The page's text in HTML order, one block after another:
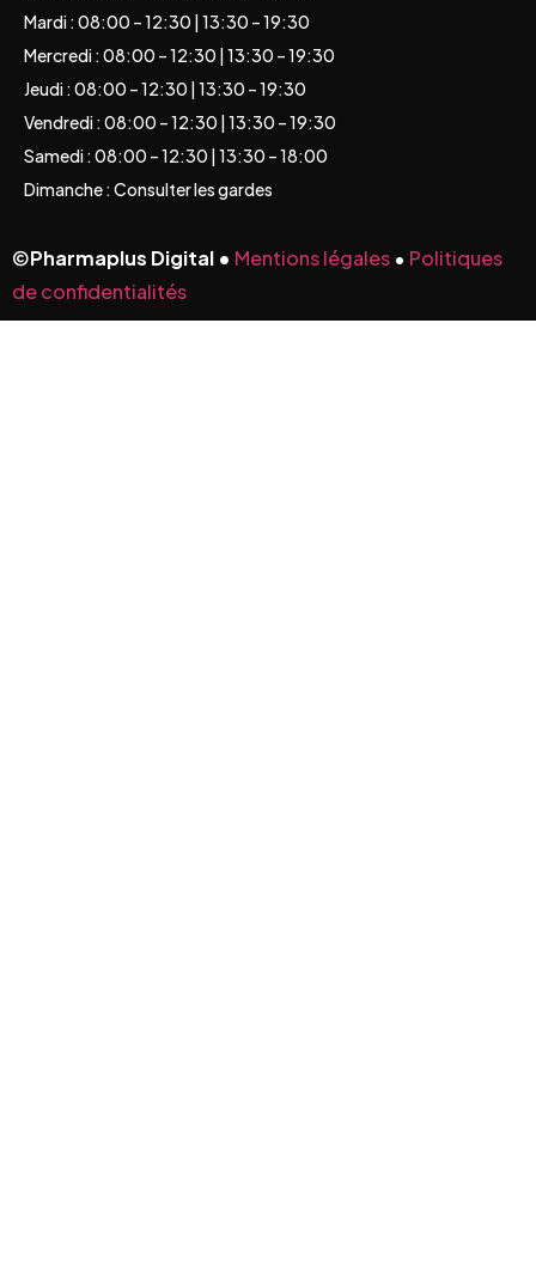
Mardi : 08:00 – 12:30 | 13:30 – 19:30
Mercredi : 08:00 – 12:30 | 13:30 – 19:30
Jeudi : 08:00 – 12:30 | 13:30 – 19:30
Vendredi : 08:00 – 12:30 | 13:30 – 19:30
Samedi : 08:00 – 12:30 | 13:30 – 18:00
Dimanche : Consulter les gardes
©Pharmaplus Digital • Mentions légales • Politiques
de confidentialités